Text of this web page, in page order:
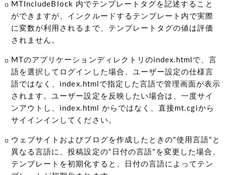
MTIncludeBlock 内でテンプレートタグを記述すること
ができますが、インクルードするテンプレート内で実際
に変数が利用されるまで、テンプレートタグの値は評価
されません。
MTのアプリケーションディレクトリのindex.htmlで、言
語を選択してログインした場合、ユーザー設定の仕様言
語ではなく、index.htmlで指定した言語で管理画面が表示
されます。ユーザー設定を反映したい場合は、一度サイ
ンアウトし、index.html からではなく、直接mt.cgiから
サイインインしてください。
ウェブサイトおよびブログを作成したときの"使用言語"と
異なる言語に、投稿設定の"日付の言語"を変更した場合、
テンプレートを初期化すると、日付の言語によってテン